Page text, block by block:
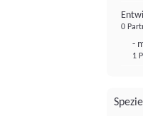
0
-
1